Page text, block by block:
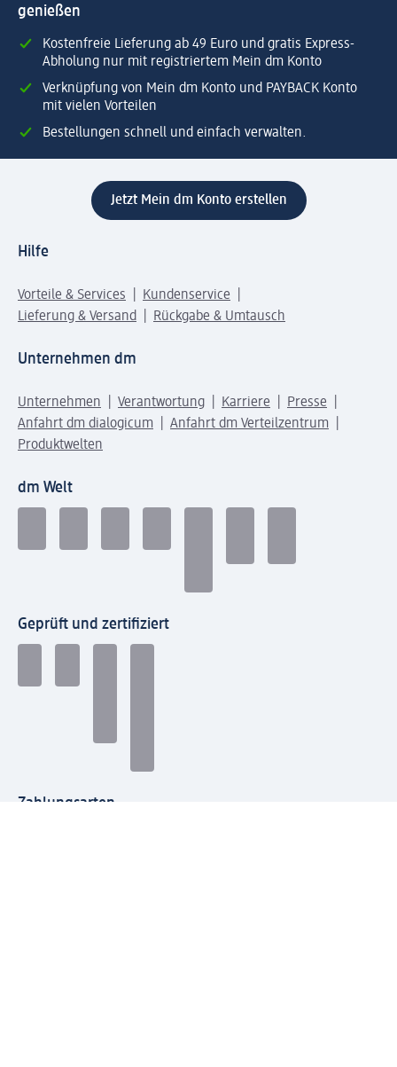
genießen
Kostenfreie Lieferung ab 49 Euro und gratis Express-
Abholung nur mit registriertem Mein dm Konto
Verknüpfung von Mein dm Konto und PAYBACK Konto
mit vielen Vorteilen
Bestellungen schnell und einfach verwalten.
Jetzt Mein dm Konto erstellen
Hilfe
Vorteile & Services
Kundenservice
Lieferung & Versand
Rückgabe & Umtausch
Unternehmen dm
Unternehmen Verantwortung Karriere
Presse
Anfahrt dm dialogicum
Anfahrt dm Verteilzentrum
Produktwelten
dm Welt
Geprüft und zertifiziert
Zahlungsarten